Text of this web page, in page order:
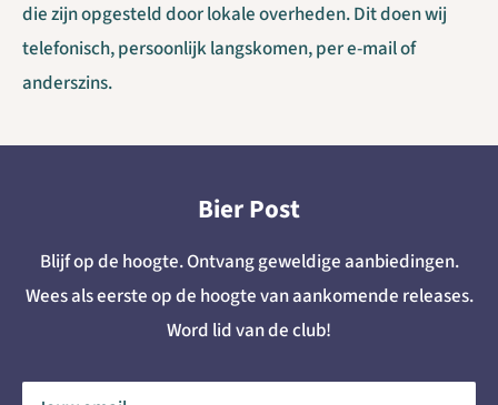
die zijn opgesteld door lokale overheden. Dit doen wij
telefonisch, persoonlijk langskomen, per e-mail of
anderszins.
Bier Post
Blijf op de hoogte. Ontvang geweldige aanbiedingen.
Wees als eerste op de hoogte van aankomende releases.
Word lid van de club!